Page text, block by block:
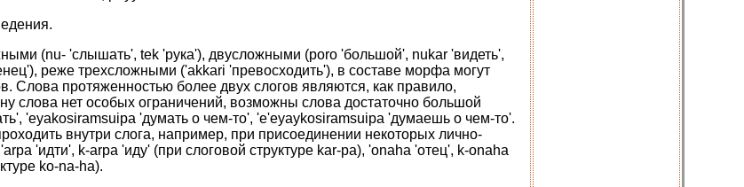
(nu- 'слышать', tek 'рука'), двусложными (poro 'большой', nukar 'видеть',
реже трехсложными ('akkari 'превосходить'), в составе морфа могут
Слова протяженностью более двух слогов являются, как правило,
слова нет особых ограничений, возможны слова достаточно большой
'eyakosiramsuipa 'думать о чем-то', 'e'eyaykosiramsuipa 'думаешь о чем-то'.
внутри слога, например, при присоединении некоторых лично-
'идти', k-arpa 'иду' (при слоговой структуре kar-pa), 'onaha 'отец', k-onaha
ko-na-ha).